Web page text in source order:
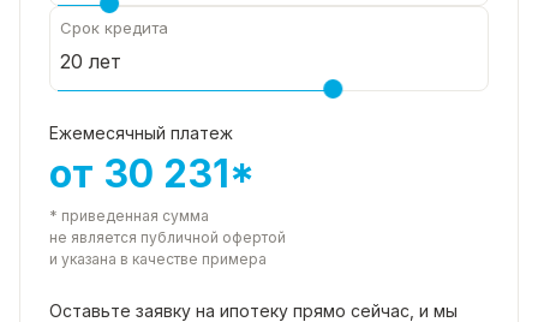
Срок кредита
Ежемесячный платеж
от 30 231*
* приведенная сумма
не является публичной офертой
и указана в качестве примера
Оставьте заявку на ипотеку прямо сейчас, и мы